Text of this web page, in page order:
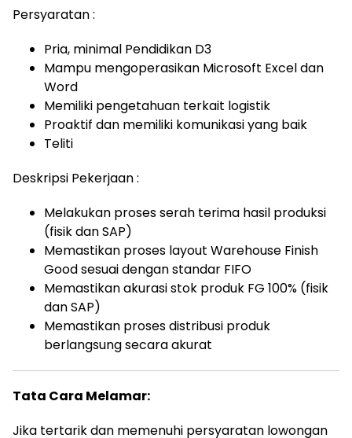
Persyaratan :
Pria, minimal Pendidikan D3
Mampu mengoperasikan Microsoft Excel dan
Word
Memiliki pengetahuan terkait logistik
Proaktif dan memiliki komunikasi yang baik
Teliti
Deskripsi Pekerjaan :
Melakukan proses serah terima hasil produksi
(fisik dan SAP)
Memastikan proses layout Warehouse Finish
Good sesuai dengan standar FIFO
Memastikan akurasi stok produk FG 100% (fisik
dan SAP)
Memastikan proses distribusi produk
berlangsung secara akurat
Tata Cara Melamar:
Jika tertarik dan memenuhi persyaratan lowongan